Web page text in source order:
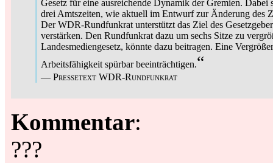
Gesetz für eine ausreichende Dynamik der Gremien.
drei Amtszeiten, wie aktuell im Entwurf zur Änderung des
Der WDR-Rundfunkrat unterstützt das Ziel des
verstärken. Den Rundfunkrat dazu um sechs Sitze zu
Landesmediengesetz, könnte dazu beitragen. Eine
Arbeitsfähigkeit spürbar beeinträchtigen.“
— Pressetext WDR-Rundfunkrat
Kommentar:
???